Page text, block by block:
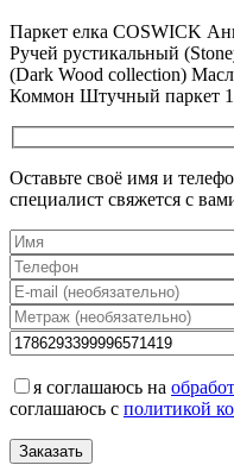
Паркет елка COSWICK
Ручей рустикальный
(Dark Wood collection)
Коммон Штучный паркет
Оставьте своё имя и
специалист свяжется с
я соглашаюсь на
соглашаюсь с политикой
Заказать